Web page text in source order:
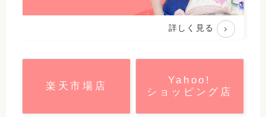
詳しく見る
楽天市場店
Yahoo!
ショッピング店